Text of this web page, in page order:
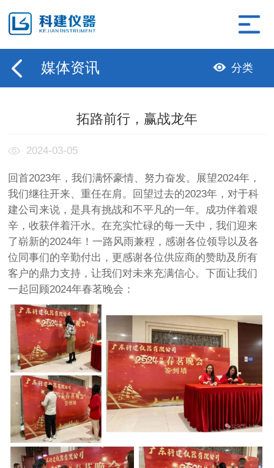
媒体资讯 分类
拓路前行，赢战龙年
2024-03-05
回首2023年，我们满怀豪情、努力奋发。展望2024年，
我们继往开来、重任在肩。回望过去的2023年，对于科
建公司来说，是具有挑战和不平凡的一年。成功伴着艰
辛，收获伴着汗水。在充实忙碌的每一天中，我们迎来
了崭新的2024年！一路风雨兼程，感谢各位领导以及各
位同事们的辛勤付出，更感谢各位供应商的赞助及所有
客户的鼎力支持，让我们对未来充满信心。下面让我们
一起回顾2024年春茗晚会：